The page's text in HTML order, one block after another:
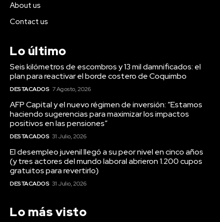
About us
Contact us
Lo último
Seis kilómetros de escombros y 13 mil damnificados: el
plan para reactivar el borde costero de Coquimbo
DESTACADOS 7 Agosto, 2026
AFP Capital y el nuevo régimen de inversión: “Estamos
haciendo sugerencias para maximizar los impactos
positivos en las pensiones”
DESTACADOS 31 Julio, 2026
El desempleo juvenil llegó a su peor nivel en cinco años
(y tres actores del mundo laboral abrieron 1.200 cupos
gratuitos para revertirlo)
DESTACADOS 31 Julio, 2026
Lo más visto